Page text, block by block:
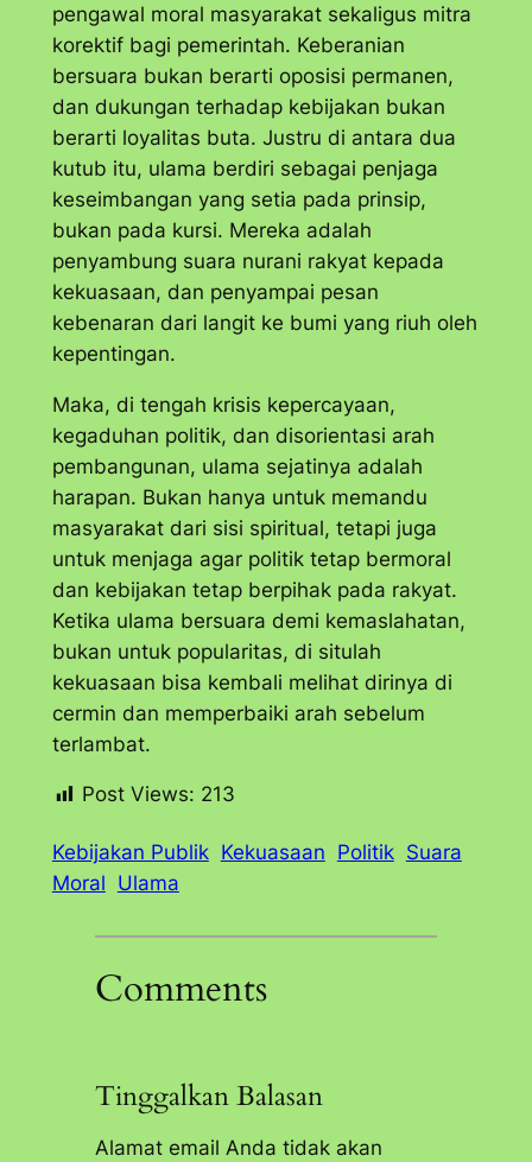
pengawal moral masyarakat sekaligus mitra
korektif bagi pemerintah. Keberanian
bersuara bukan berarti oposisi permanen,
dan dukungan terhadap kebijakan bukan
berarti loyalitas buta. Justru di antara dua
kutub itu, ulama berdiri sebagai penjaga
keseimbangan yang setia pada prinsip,
bukan pada kursi. Mereka adalah
penyambung suara nurani rakyat kepada
kekuasaan, dan penyampai pesan
kebenaran dari langit ke bumi yang riuh oleh
kepentingan.
Maka, di tengah krisis kepercayaan,
kegaduhan politik, dan disorientasi arah
pembangunan, ulama sejatinya adalah
harapan. Bukan hanya untuk memandu
masyarakat dari sisi spiritual, tetapi juga
untuk menjaga agar politik tetap bermoral
dan kebijakan tetap berpihak pada rakyat.
Ketika ulama bersuara demi kemaslahatan,
bukan untuk popularitas, di situlah
kekuasaan bisa kembali melihat dirinya di
cermin dan memperbaiki arah sebelum
terlambat.
Post Views: 213
Kebijakan Publik Kekuasaan Politik Suara
Moral Ulama
Comments
Tinggalkan Balasan
Alamat email Anda tidak akan